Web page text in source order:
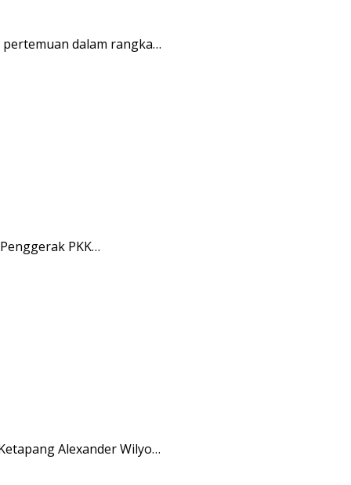
dalam rangka…
PKK…
Alexander Wilyo…